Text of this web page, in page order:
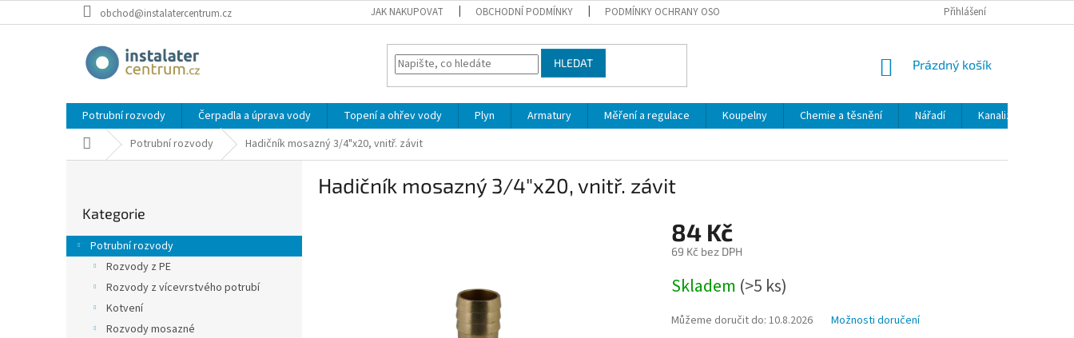
na
obchod@instalatercentrum.cz JAK NAKUPOVAT OBCHODNÍ PODMÍNKY PODMÍNKY OCHRANY OSOBNÍCH ÚDAJŮ MOJE OBJEDNÁVKA
Přihlášení
HLEDAT
NÁKUPNÍ
Prázdný košík
Potrubní rozvody Čerpadla a úprava vody Topení a ohřev vody Plyn Armatury Měření a regulace Koupelny Chemie a těsnění Nářadí Kanalizace
Domů Potrubní rozvody Hadičník mosazný 3/4"x20, vnitř. závit
r
a
kategorie
Kategorie
Potrubní rozvody
Rozvody z PE
Rozvody z vícevrstvého potrubí
Kotvení
Rozvody mosazné
Hadičník mosazný 3/4"x20, vnitř. závit
84 Kč
69 Kč bez DPH
cena:
Skladem (>5 ks)
Můžeme doručit do: 10.8.2026 Možnosti doručení